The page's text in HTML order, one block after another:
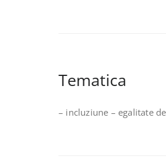
Tematica
– incluziune – egalitate